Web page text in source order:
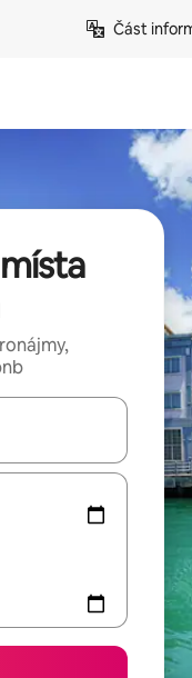
Část
si je procházet